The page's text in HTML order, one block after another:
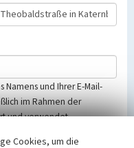
und Ihrer E-Mail-
im Rahmen der
und verwendet.
der Vorschriften des
Cookies, um die